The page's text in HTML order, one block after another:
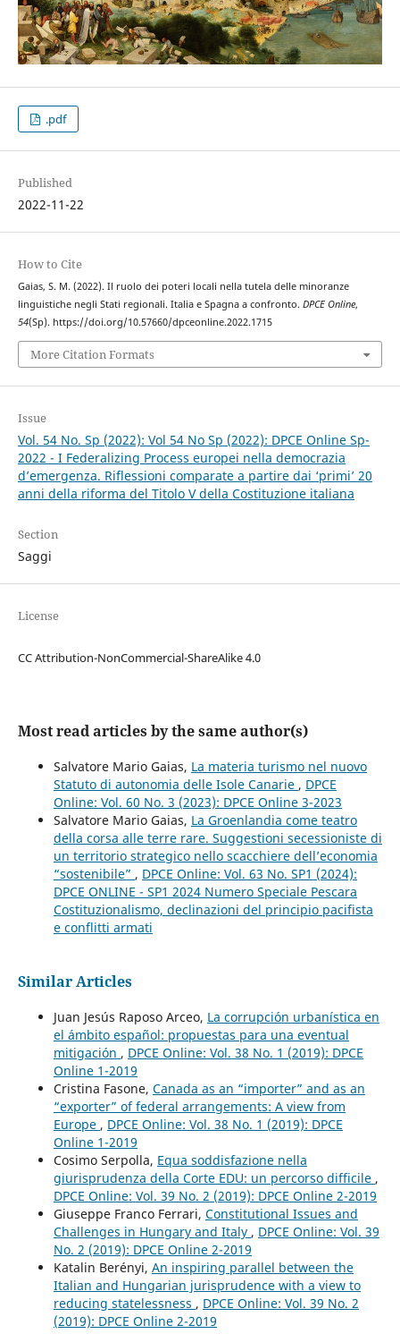
.pdf
Published
2022-11-22
How to Cite
Gaias, S. M. (2022). Il ruolo dei poteri locali nella tutela delle minoranze
linguistiche negli Stati regionali. Italia e Spagna a confronto. DPCE Online,
54(Sp). https://doi.org/10.57660/dpceonline.2022.1715
More Citation Formats
Issue
Vol. 54 No. Sp (2022): Vol 54 No Sp (2022): DPCE Online Sp-
2022 - I Federalizing Process europei nella democrazia
d’emergenza. Riflessioni comparate a partire dai ‘primi’ 20
anni della riforma del Titolo V della Costituzione italiana
Section
Saggi
License
CC Attribution-NonCommercial-ShareAlike 4.0
Most read articles by the same author(s)
Salvatore Mario Gaias, La materia turismo nel nuovo
Statuto di autonomia delle Isole Canarie , DPCE
Online: Vol. 60 No. 3 (2023): DPCE Online 3-2023
Salvatore Mario Gaias, La Groenlandia come teatro
della corsa alle terre rare. Suggestioni secessioniste di
un territorio strategico nello scacchiere dell’economia
“sostenibile” , DPCE Online: Vol. 63 No. SP1 (2024):
DPCE ONLINE - SP1 2024 Numero Speciale Pescara
Costituzionalismo, declinazioni del principio pacifista
e conflitti armati
Similar Articles
Juan Jesús Raposo Arceo, La corrupción urbanística en
el ámbito español: propuestas para una eventual
mitigación , DPCE Online: Vol. 38 No. 1 (2019): DPCE
Online 1-2019
Cristina Fasone, Canada as an “importer” and as an
“exporter” of federal arrangements: A view from
Europe , DPCE Online: Vol. 38 No. 1 (2019): DPCE
Online 1-2019
Cosimo Serpolla, Equa soddisfazione nella
giurisprudenza della Corte EDU: un percorso difficile ,
DPCE Online: Vol. 39 No. 2 (2019): DPCE Online 2-2019
Giuseppe Franco Ferrari, Constitutional Issues and
Challenges in Hungary and Italy , DPCE Online: Vol. 39
No. 2 (2019): DPCE Online 2-2019
Katalin Berényi, An inspiring parallel between the
Italian and Hungarian jurisprudence with a view to
reducing statelessness , DPCE Online: Vol. 39 No. 2
(2019): DPCE Online 2-2019